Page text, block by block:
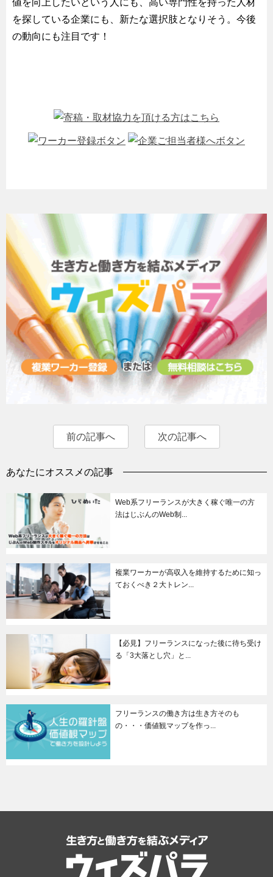
を探している企業にも、新たな選択肢となりそう。今後
の動向にも注目です！
前の記事へ 次の記事へ
あなたにオススメの記事
Web系フリーランスが大きく稼ぐ唯一の方
法はじぶんのWeb制...
複業ワーカーが高収入を維持するために知っ
ておくべき２大トレン...
【必見】フリーランスになった後に待ち受け
る「3大落とし穴」と...
フリーランスの働き方は生き方そのも
の・・・価値観マップを作っ...